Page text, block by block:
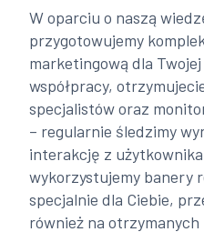
W oparciu o naszą
przygotowujemy
marketingową dla
współpracy,
specjalistów oraz
– regularnie śledzimy
interakcję z
wykorzystujemy banery
specjalnie dla Ciebie,
również na